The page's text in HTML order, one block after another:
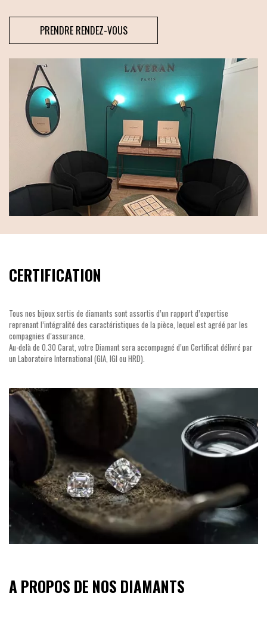
PRENDRE RENDEZ-VOUS
CERTIFICATION
Tous nos bijoux sertis de diamants sont assortis d’un rapport d’expertise
reprenant l’intégralité des caractéristiques de la pièce, lequel est agréé par les
compagnies d’assurance.
Au-delà de 0.30 Carat, votre Diamant sera accompagné d’un Certificat délivré par
un Laboratoire International (GIA, IGI ou HRD).
A PROPOS DE NOS DIAMANTS